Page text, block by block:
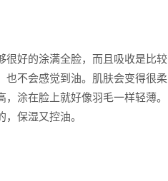
很好的涂满全脸，而且吸收是比较
也不会感觉到油。肌肤会变得很柔
涂在脸上就好像羽毛一样轻薄。
保湿又控油。